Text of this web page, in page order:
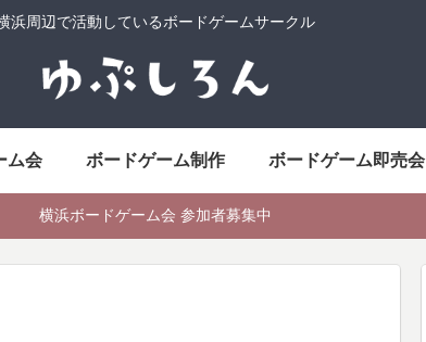
浜周辺で活動しているボードゲームサークル
ム会 ボードゲーム制作 ボードゲーム即売会
横浜ボードゲーム会 参加者募集中